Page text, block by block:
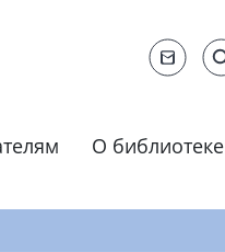
сайтуО библиотеке